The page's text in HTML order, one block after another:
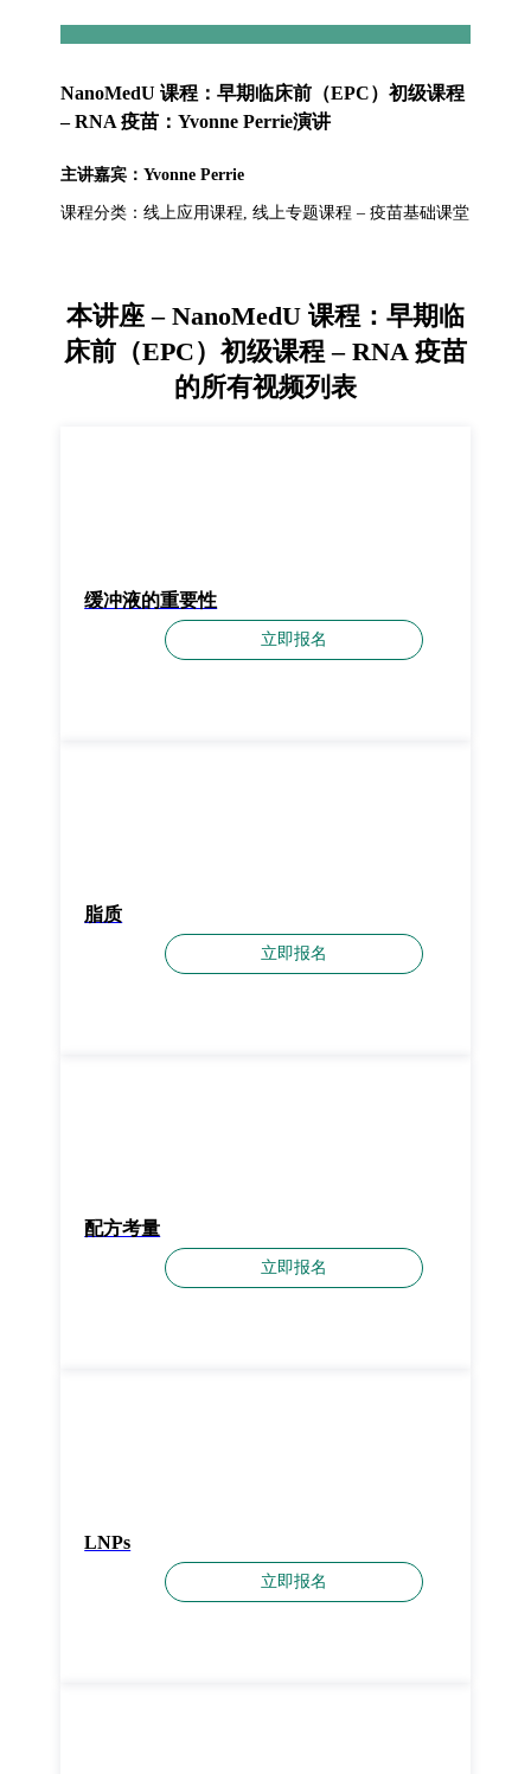
NanoMedU 课程：早期临床前（EPC）初级课程
– RNA 疫苗：Yvonne Perrie演讲
主讲嘉宾：Yvonne Perrie
课程分类：线上应用课程, 线上专题课程 – 疫苗基础课堂
本讲座 – NanoMedU 课程：早期临
床前（EPC）初级课程 – RNA 疫苗
的所有视频列表
缓冲液的重要性
立即报名
脂质
立即报名
配方考量
立即报名
LNPs
立即报名